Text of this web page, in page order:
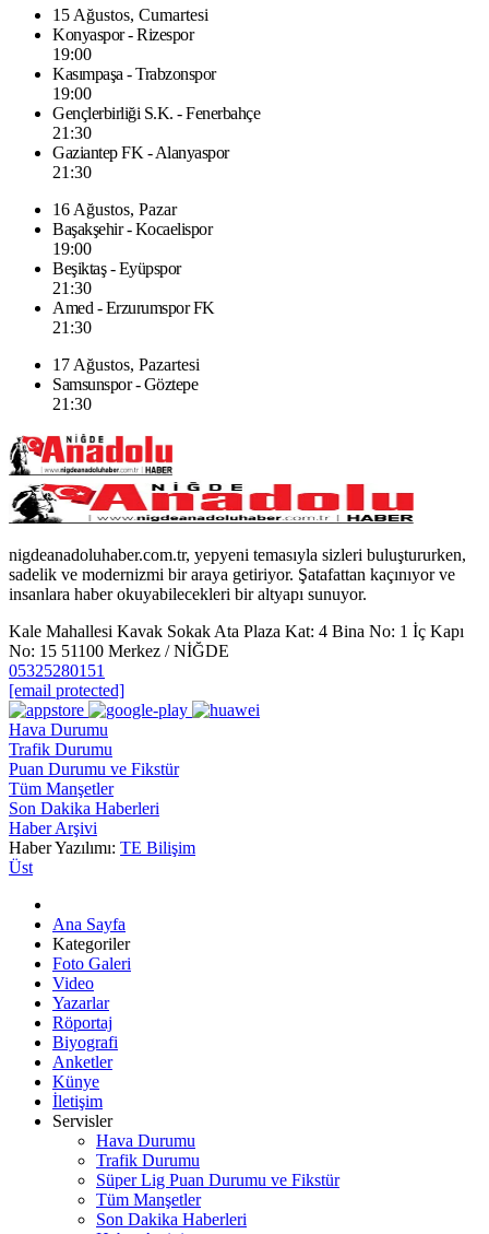
15 Ağustos, Cumartesi
Konyaspor - Rizespor
19:00
Kasımpaşa - Trabzonspor
19:00
Gençlerbirliği S.K. - Fenerbahçe
21:30
Gaziantep FK - Alanyaspor
21:30
16 Ağustos, Pazar
Başakşehir - Kocaelispor
19:00
Beşiktaş - Eyüpspor
21:30
Amed - Erzurumspor FK
21:30
17 Ağustos, Pazartesi
Samsunspor - Göztepe
21:30
nigdeanadoluhaber.com.tr, yepyeni temasıyla sizleri buluştururken,
sadelik ve modernizmi bir araya getiriyor. Şatafattan kaçınıyor ve
insanlara haber okuyabilecekleri bir altyapı sunuyor.
Kale Mahallesi Kavak Sokak Ata Plaza Kat: 4 Bina No: 1 İç Kapı
No: 15 51100 Merkez / NİĞDE
05325280151
[email protected]
Hava Durumu
Trafik Durumu
Puan Durumu ve Fikstür
Tüm Manşetler
Son Dakika Haberleri
Haber Arşivi
Haber Yazılımı: TE Bilişim
Üst
Ana Sayfa
Kategoriler
Foto Galeri
Video
Yazarlar
Röportaj
Biyografi
Anketler
Künye
İletişim
Servisler
Hava Durumu
Trafik Durumu
Süper Lig Puan Durumu ve Fikstür
Tüm Manşetler
Son Dakika Haberleri